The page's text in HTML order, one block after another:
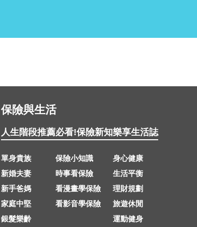
保險與生活
人生階段推薦
單身貴族
新婚夫妻
新手爸媽
家庭中堅
銀髮樂齡
必看!保險新知
保險小知識
時事看保險
看漫畫學保險
看影音學保險
樂享生活誌
身心健康
生活平衡
理財規劃
旅遊休閒
運動健身